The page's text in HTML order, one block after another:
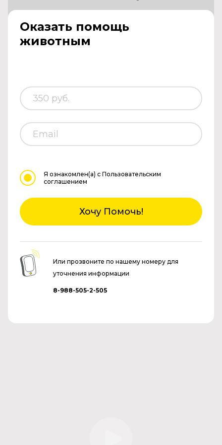
Оказать помощь
животным
Я ознакомлен(а) с Пользовательским
соглашением
Хочу Помочь!
Или прозвоните по нашему номеру для
уточнения информации
8-988-505-2-505